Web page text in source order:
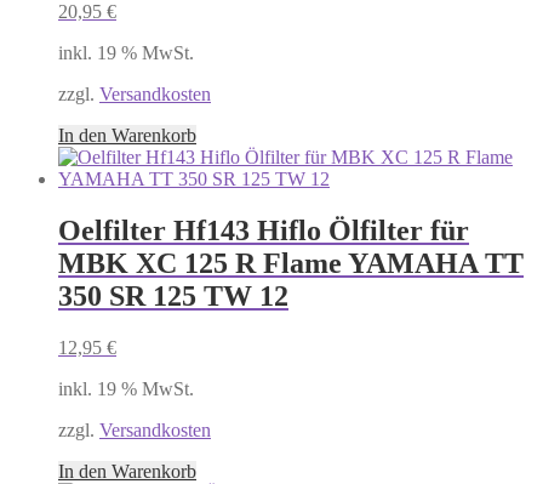
20,95 €
inkl. 19 % MwSt.
zzgl. Versandkosten
In den Warenkorb
Oelfilter Hf143 Hiflo Ölfilter für
MBK XC 125 R Flame YAMAHA TT
350 SR 125 TW 12
12,95 €
inkl. 19 % MwSt.
zzgl. Versandkosten
In den Warenkorb